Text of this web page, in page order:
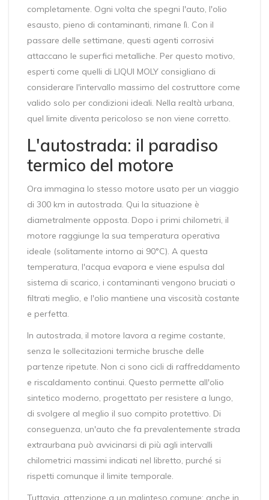
completamente. Ogni volta che spegni l'auto, l'olio
esausto, pieno di contaminanti, rimane lì. Con il
passare delle settimane, questi agenti corrosivi
attaccano le superfici metalliche. Per questo motivo,
esperti come quelli di LIQUI MOLY consigliano di
considerare l'intervallo massimo del costruttore come
valido solo per condizioni ideali. Nella realtà urbana,
quel limite diventa pericoloso se non viene corretto.
L'autostrada: il paradiso
termico del motore
Ora immagina lo stesso motore usato per un viaggio
di 300 km in autostrada. Qui la situazione è
diametralmente opposta. Dopo i primi chilometri, il
motore raggiunge la sua temperatura operativa
ideale (solitamente intorno ai 90°C). A questa
temperatura, l'acqua evapora e viene espulsa dal
sistema di scarico, i contaminanti vengono bruciati o
filtrati meglio, e l'olio mantiene una viscosità costante
e perfetta.
In autostrada, il motore lavora a regime costante,
senza le sollecitazioni termiche brusche delle
partenze ripetute. Non ci sono cicli di raffreddamento
e riscaldamento continui. Questo permette all'olio
sintetico moderno, progettato per resistere a lungo,
di svolgere al meglio il suo compito protettivo. Di
conseguenza, un'auto che fa prevalentemente strada
extraurbana può avvicinarsi di più agli intervalli
chilometrici massimi indicati nel libretto, purché si
rispetti comunque il limite temporale.
Tuttavia, attenzione a un malinteso comune: anche in